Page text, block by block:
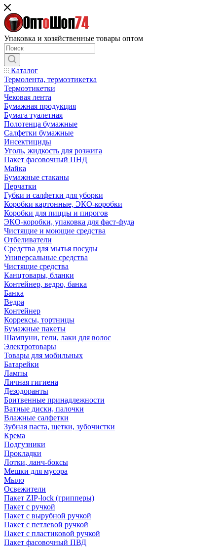
Упаковка и хозяйственные товары оптом
Каталог
Термолента, термоэтикетка
Термоэтикетки
Чековая лента
Бумажная продукция
Бумага туалетная
Полотенца бумажные
Салфетки бумажные
Инсектициды
Уголь, жидкость для розжига
Пакет фасовочный ПНД
Майка
Бумажные стаканы
Перчатки
Губки и салфетки для уборки
Коробки картонные, ЭКО-коробки
Коробки для пиццы и пирогов
ЭКО-коробки, упаковка для фаст-фуда
Чистящие и моющие средства
Отбеливатели
Средства для мытья посуды
Универсальные средства
Чистящие средства
Канцтовары, бланки
Контейнер, ведро, банка
Банка
Ведра
Контейнер
Коррексы, тортницы
Бумажные пакеты
Шампуни, гели, лаки для волос
Электротовары
Товары для мобильных
Батарейки
Лампы
Личная гигиена
Дезодоранты
Бритвенные принадлежности
Ватные диски, палочки
Влажные салфетки
Зубная паста, щетки, зубочистки
Крема
Подгузники
Прокладки
Лотки, ланч-боксы
Мешки для мусора
Мыло
Освежители
Пакет ZIP-lock (грипперы)
Пакет с ручкой
Пакет с вырубной ручкой
Пакет с петлевой ручкой
Пакет с пластиковой ручкой
Пакет фасовочный ПВД